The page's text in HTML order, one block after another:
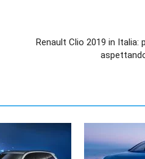
Renault Clio 2019 in Italia: